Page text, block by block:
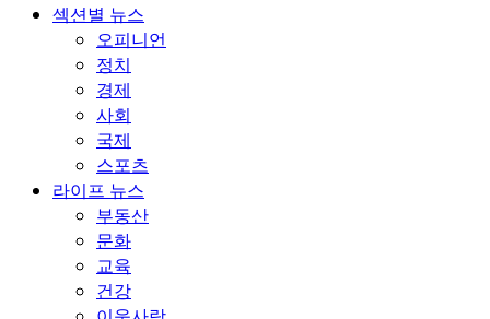
섹션별 뉴스
오피니언
정치
경제
사회
국제
스포츠
라이프 뉴스
부동산
문화
교육
건강